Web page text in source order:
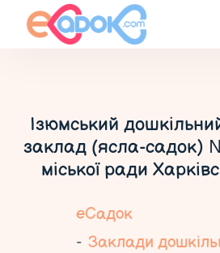
Ізюмський
заклад (ясла-садок)
міської ради
еСадок
Заклади